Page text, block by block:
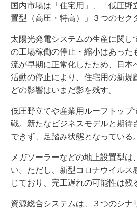
国内市場は「住宅用」、「低圧
置型（高圧・特高）」３つのセク
太陽光発電システムの生産に関
の工場稼働の停止・縮小はあっ
流が早期に正常化したため、日
活動の停止により、住宅用の新
どの影響はいまだ影を残す。
低圧野立てや産業用ルーフトッ
戦。新たなビジネスモデルと期待
できず、足踏み状態となっている。
メガソーラーなどの地上設置型
い。ただし、新型コロナウイル
じており、完工遅れの可能性は残
資源総合システムは、３つのシ